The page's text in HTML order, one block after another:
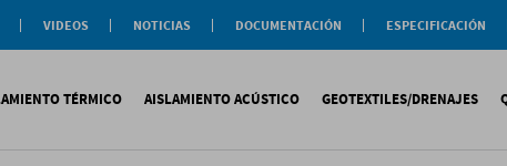
VIDEOS
NOTICIAS
DOCUMENTACIÓN
Documentación General
ESPECIFICACIÓN
Certificaciones
TÉRMICO AISLAMIENTO ACÚSTICO GEOTEXTILES/DRENAJES